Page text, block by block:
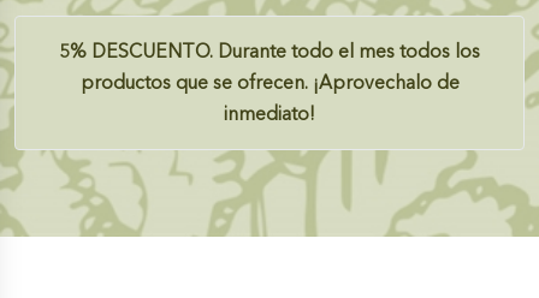
5% DESCUENTO. Durante todo el mes todos los
productos que se ofrecen. ¡Aprovechalo de
inmediato!